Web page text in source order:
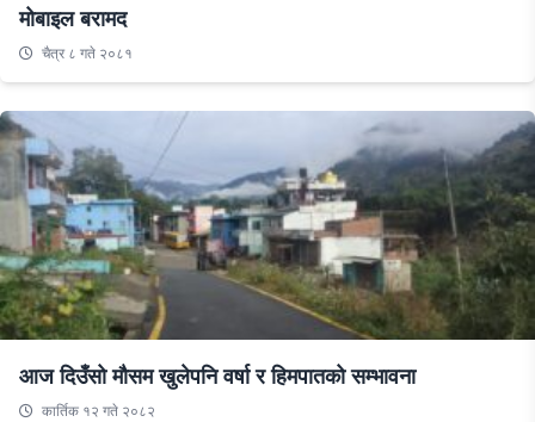
मोबाइल बरामद
चैत्र ८ गते २०८१
आज दिउँसो मौसम खुलेपनि वर्षा र हिमपातको सम्भावना
कार्तिक १२ गते २०८२